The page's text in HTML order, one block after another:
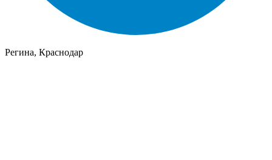
Регина, Краснодар